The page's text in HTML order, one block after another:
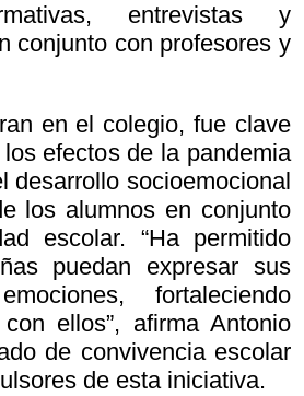
entrevistas y
conjunto con profesores y
en el colegio, fue clave
efectos de la pandemia
desarrollo socioemocional
los alumnos en conjunto
escolar. “Ha permitido
puedan expresar sus
fortaleciendo
ellos”, afirma Antonio
de convivencia escolar
de esta iniciativa.